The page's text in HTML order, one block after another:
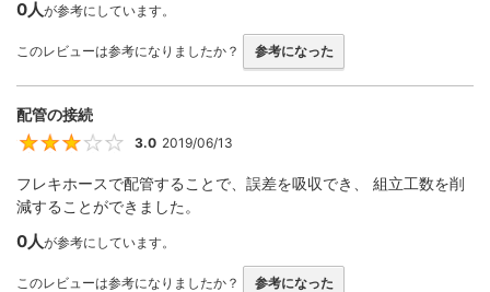
0人が参考にしています。
このレビューは参考になりましたか？ 参考になった
配管の接続
3
3.0 2019/06/13
フレキホースで配管することで、誤差を吸収でき、 組立工数を削
減することができました。
0人が参考にしています。
このレビューは参考になりましたか？ 参考になった